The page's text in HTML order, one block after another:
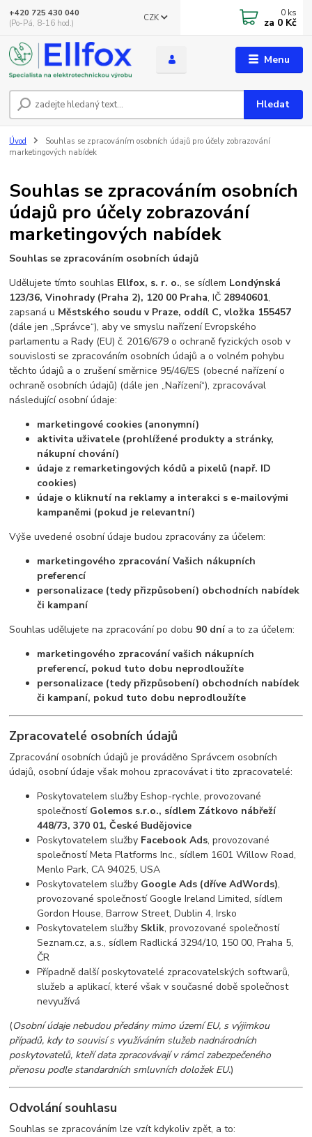
Menu
CZK
Hledat
+420 725 430 040
(Po-Pá, 8-16 hod.)
0 ks
za 0 Kč
Úvod
Souhlas se zpracováním osobních údajů pro účely zobrazování
marketingových nabídek
Souhlas se zpracováním osobních
údajů pro účely zobrazování
marketingových nabídek
Souhlas se zpracováním osobních údajů
Udělujete tímto souhlas Ellfox, s. r. o., se sídlem Londýnská
123/36, Vinohrady (Praha 2), 120 00 Praha, IČ 28940601,
zapsaná u Městského soudu v Praze, oddíl C, vložka 155457
(dále jen „Správce“), aby ve smyslu nařízení Evropského
parlamentu a Rady (EU) č. 2016/679 o ochraně fyzických osob v
souvislosti se zpracováním osobních údajů a o volném pohybu
těchto údajů a o zrušení směrnice 95/46/ES (obecné nařízení o
ochraně osobních údajů) (dále jen „Nařízení“), zpracovával
následující osobní údaje:
marketingové cookies (anonymní)
aktivita uživatele (prohlížené produkty a stránky,
nákupní chování)
údaje z remarketingových kódů a pixelů (např. ID
cookies)
údaje o kliknutí na reklamy a interakci s e-mailovými
kampaněmi (pokud je relevantní)
Výše uvedené osobní údaje budou zpracovány za účelem:
marketingového zpracování Vašich nákupních
preferencí
personalizace (tedy přizpůsobení) obchodních nabídek
či kampaní
Souhlas udělujete na zpracování po dobu 90 dnía to za účelem:
marketingového zpracování vašich nákupních
preferencí, pokud tuto dobu neprodloužíte
personalizace (tedy přizpůsobení) obchodních nabídek
či kampaní, pokud tuto dobu neprodloužíte
Zpracovatelé osobních údajů
Zpracování osobních údajů je prováděno Správcem osobních
údajů, osobní údaje však mohou zpracovávat i tito zpracovatelé:
Poskytovatelem služby Eshop-rychle, provozované
společností Golemos s.r.o., sídlem Zátkovo nábřeží
448/73, 370 01, České Budějovice
Poskytovatelem služby Facebook Ads, provozované
společností Meta Platforms Inc., sídlem 1601 Willow Road,
Menlo Park, CA 94025, USA
Poskytovatelem služby Google Ads (dříve AdWords),
provozované společností Google Ireland Limited, sídlem
Gordon House, Barrow Street, Dublin 4, Irsko
Poskytovatelem služby Sklik, provozované společností
Seznam.cz, a.s., sídlem Radlická 3294/10, 150 00, Praha 5,
ČR
Případně další poskytovatelé zpracovatelských softwarů,
služeb a aplikací, které však v současné době společnost
nevyužívá
(Osobní údaje nebudou předány mimo území EU, s výjimkou
případů, kdy to souvisí s využíváním služeb nadnárodních
poskytovatelů, kteří data zpracovávají v rámci zabezpečeného
přenosu podle standardních smluvních doložek EU.)
Odvolání souhlasu
Souhlas se zpracováním lze vzít kdykoliv zpět, a to: